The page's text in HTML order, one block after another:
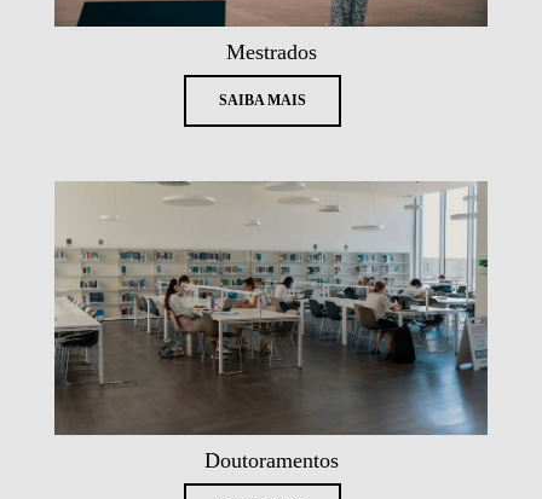
Mestrados
SAIBA MAIS
Doutoramentos